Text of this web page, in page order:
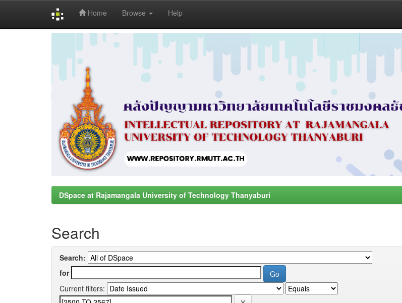
Home Browse Help
DSpace at Rajamangala University of Technology Thanyaburi
Search
Search:
for
Current filters: